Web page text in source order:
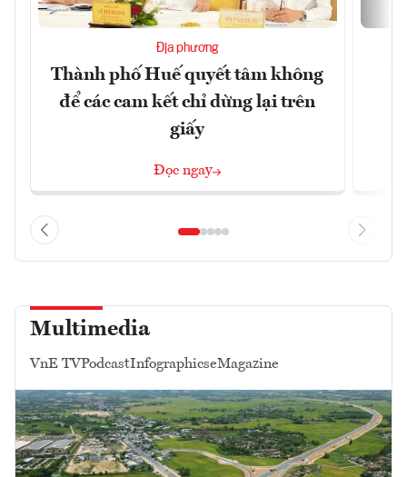
Địa phương
Thành phố Huế quyết tâm không
để các cam kết chỉ dừng lại trên
giấy
Đọc ngay
Multimedia
VnE TVPodcastInfographicseMagazine